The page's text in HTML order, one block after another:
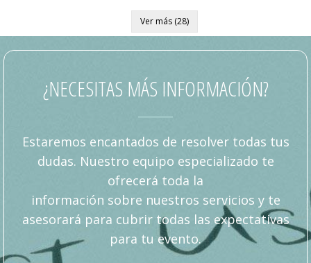
Ver más (28)
¿NECESITAS MÁS INFORMACIÓN?
Estaremos encantados de resolver todas tus
dudas. Nuestro equipo especializado te
ofrecerá toda la
información sobre nuestros servicios y te
asesorará para cubrir todas las expectativas
para tu evento.